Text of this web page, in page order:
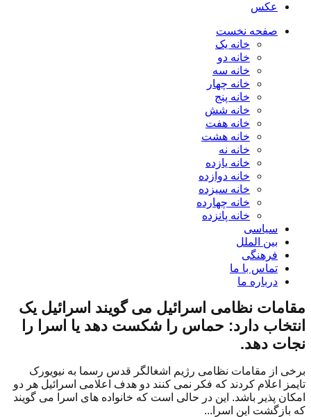
عکس
صفحه نخست
خانه یک
خانه دو
خانه سه
خانه چهار
خانه پنج
خانه شش
خانه هفت
خانه هشت
خانه نه
خانه یازده
خانه دوازده
خانه سیزده
خانه چهارده
خانه پانزده
سیاسی
بین الملل
فرهنگی
تماس با ما
درباره ما
مقامات نظامی اسرائیل می گویند اسرائیل یک
انتخاب دارد: حماس را شکست دهد یا اسرا را
نجات دهد.
برخی از مقامات نظامی رژیم اشغالگر قدس رسما به نیویورک
تایمز اعلام کردند که فکر نمی کنند دو هدف اعلامی اسرائیل هر دو
امکان پذیر باشد. این در حالی است که خانواده های اسرا می گویند
که بازگشت این اسرا...